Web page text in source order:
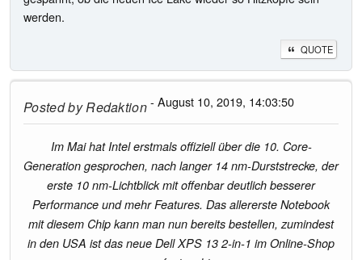
werden.
QUOTE
Posted byRedaktion- August 10, 2019, 14:03:50
Im Mai hat Intel erstmals offiziell über die 10. Core-
Generation gesprochen, nach langer 14 nm-Durststrecke, der
erste 10 nm-Lichtblick mit offenbar deutlich besserer
Performance und mehr Features. Das allererste Notebook
mit diesem Chip kann man nun bereits bestellen, zumindest
in den USA ist das neue Dell XPS 13 2-in-1 im Online-Shop